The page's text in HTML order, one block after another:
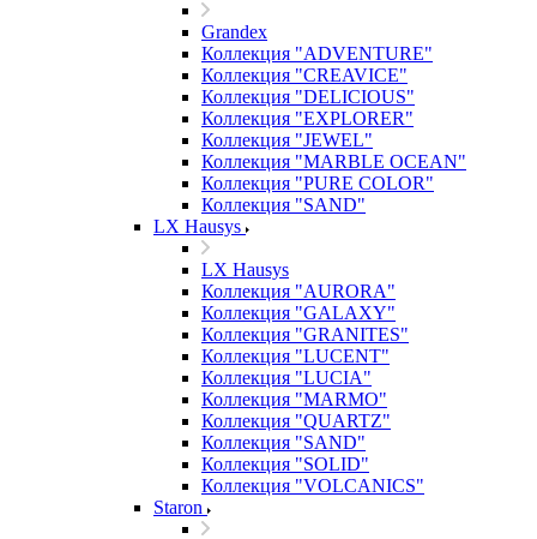
Grandex
Коллекция "ADVENTURE"
Коллекция "CREAVICE"
Коллекция "DELICIOUS"
Коллекция "EXPLORER"
Коллекция "JEWEL"
Коллекция "MARBLE OCEAN"
Коллекция "PURE COLOR"
Коллекция "SAND"
LX Hausys
LX Hausys
Коллекция "AURORA"
Коллекция "GALAXY"
Коллекция "GRANITES"
Коллекция "LUCENT"
Коллекция "LUCIA"
Коллекция "MARMO"
Коллекция "QUARTZ"
Коллекция "SAND"
Коллекция "SOLID"
Коллекция "VOLCANICS"
Staron